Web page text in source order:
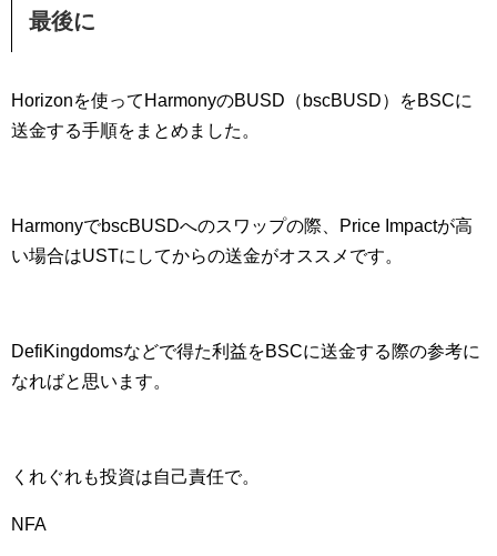
最後に
Horizonを使ってHarmonyのBUSD（bscBUSD）をBSCに
送金する手順をまとめました。
HarmonyでbscBUSDへのスワップの際、Price Impactが高
い場合はUSTにしてからの送金がオススメです。
DefiKingdomsなどで得た利益をBSCに送金する際の参考に
なればと思います。
くれぐれも投資は自己責任で。
NFA